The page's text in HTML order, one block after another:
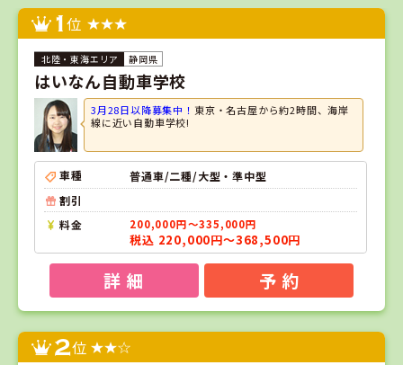
1位
静岡県
はいなん自動車学校
3月28日以降募集中！ 東京・名古屋から約2時間、海岸
線に近い自動車学校!
車種
普通車/二種/大型・準中型
割引
料金
200,000円～335,000円
税込 220,000円～368,500円
詳 細 予 約
2位